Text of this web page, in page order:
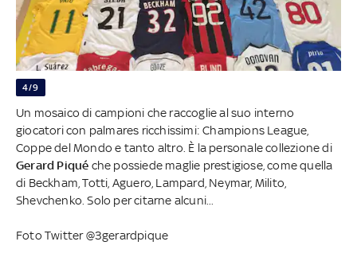
4/9
Un mosaico di campioni che raccoglie al suo interno
giocatori con palmares ricchissimi: Champions League,
Coppe del Mondo e tanto altro. È la personale collezione di
Gerard Piqué che possiede maglie prestigiose, come quella
di Beckham, Totti, Aguero, Lampard, Neymar, Milito,
Shevchenko. Solo per citarne alcuni...
Foto Twitter @3gerardpique